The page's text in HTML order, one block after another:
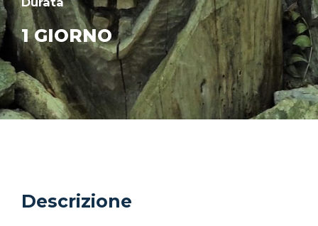
1 GIORNO
Descrizione